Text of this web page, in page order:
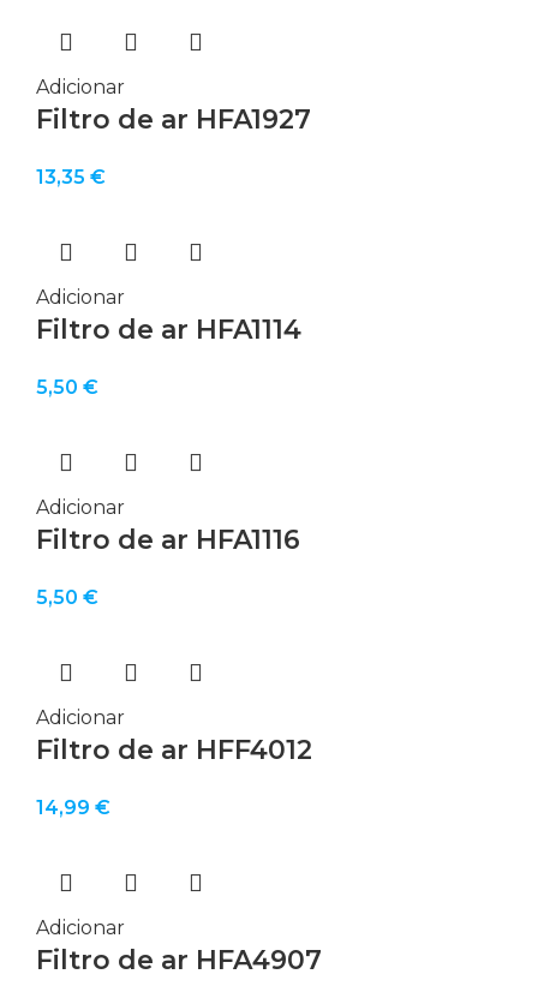
Adicionar
Filtro de ar HFA1927
13,35 €
Adicionar
Filtro de ar HFA1114
5,50 €
Adicionar
Filtro de ar HFA1116
5,50 €
Adicionar
Filtro de ar HFF4012
14,99 €
Adicionar
Filtro de ar HFA4907